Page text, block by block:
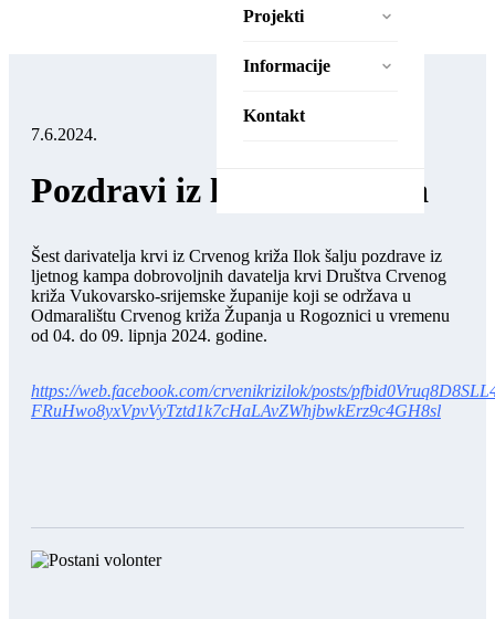
Projekti
Projekti
Zaželi – Ostvari!
Zaželi – Ostvari II
Informacije
Izjava o pristupačnosti
Kontakt
7.6.2024.
Pozdravi iz ljetnog kampa
Šest darivatelja krvi iz Crvenog križa Ilok šalju pozdrave iz
ljetnog kampa dobrovoljnih davatelja krvi Društva Crvenog
križa Vukovarsko-srijemske županije koji se održava u
Odmaralištu Crvenog križa Županja u Rogoznici u vremenu
od 04. do 09. lipnja 2024. godine.
https://web.facebook.com/crvenikrizilok/posts/
FRuHwo8yxVpvVyTztd1k7cHaLAvZWhjbwkErz9c4GH8sl